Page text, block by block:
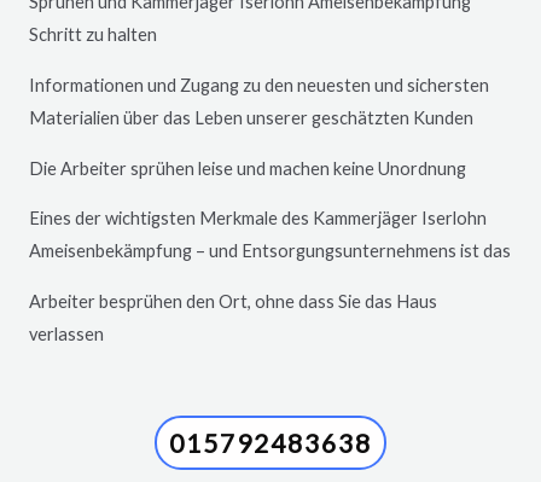
Schritt zu halten
Informationen und Zugang zu den neuesten und sichersten
Materialien über das Leben unserer geschätzten Kunden
Die Arbeiter sprühen leise und machen keine Unordnung
Eines der wichtigsten Merkmale des Kammerjäger Iserlohn
Ameisenbekämpfung – und Entsorgungsunternehmens ist das
Arbeiter besprühen den Ort, ohne dass Sie das Haus
verlassen
015792483638